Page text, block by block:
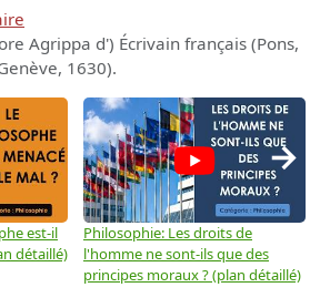
Agrippa d') Écrivain français (Pons,
1630).
est-il
détaillé)
Philosophie: Les droits de
l'homme ne sont-ils que des
principes moraux ? (plan détaillé)
→